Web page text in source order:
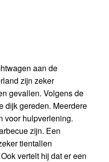
aan de
zijn zeker
gevallen. Volgens de
dijk gereden. Meerdere
voor hulpverlening.
zijn. Een
tientallen
vertelt hij dat er een